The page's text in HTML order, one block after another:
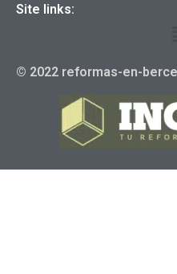
Site links:
© 2022 reformas-en-